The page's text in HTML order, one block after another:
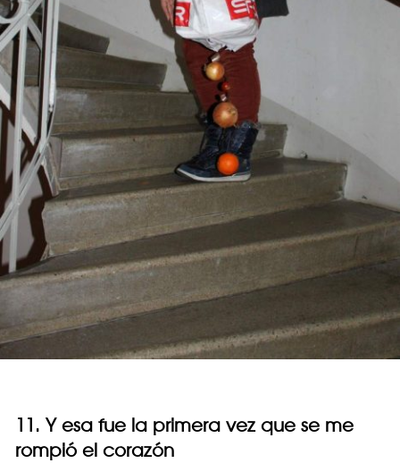
11. Y esa fue la primera vez que se me
rompió el corazón